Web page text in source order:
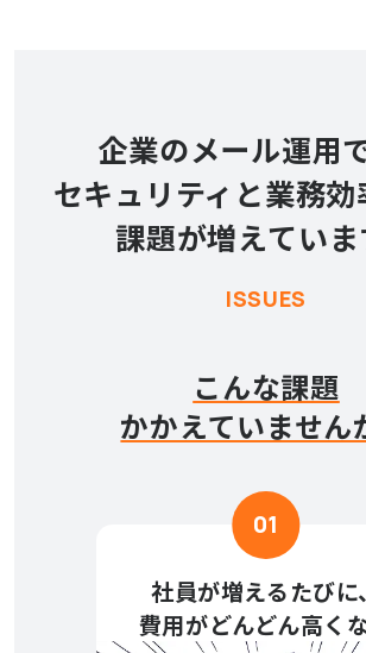
企業のメール運用
セキュリティと業務
課題が増えていま
ISSUES
こんな課題
かかえていません
01
社員が増えるたびに、
費用がどんどん高く